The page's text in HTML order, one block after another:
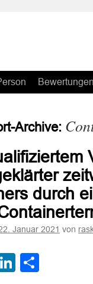
Bewertungen
Archive:
durch
Januar 2021 von
WhatsApp
LinkedIn